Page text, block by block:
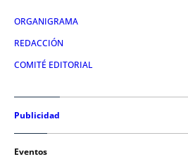
ORGANIGRAMA
REDACCIÓN
COMITÉ EDITORIAL
Publicidad
Eventos